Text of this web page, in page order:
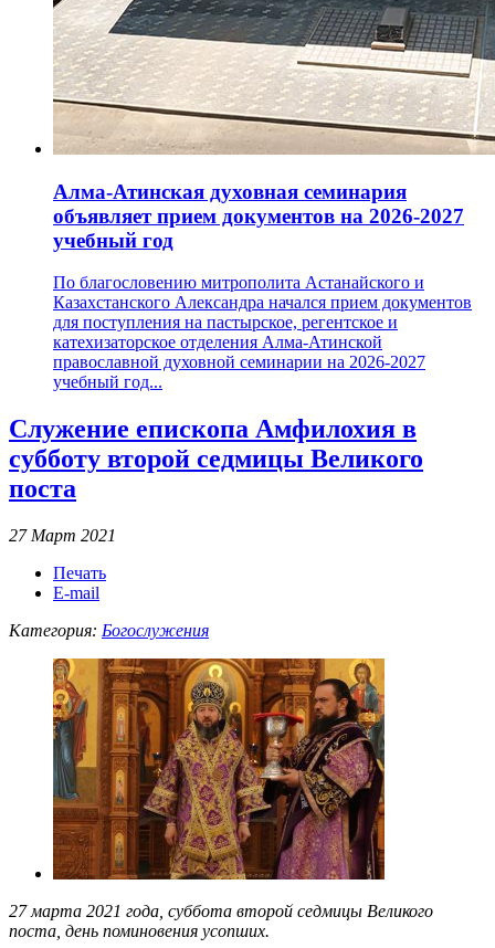
Алма-Атинская духовная семинария
объявляет прием документов на 2026-2027
учебный год
По благословению митрополита Астанайского и
Казахстанского Александра начался прием документов
для поступления на пастырское, регентское и
катехизаторское отделения Алма-Атинской
православной духовной семинарии на 2026-2027
учебный год...
Служение епископа Амфилохия в
субботу второй седмицы Великого
поста
27 Март 2021
Печать
E-mail
Категория: Богослужения
27 марта 2021 года, суббота второй седмицы Великого
поста, день поминовения усопших.